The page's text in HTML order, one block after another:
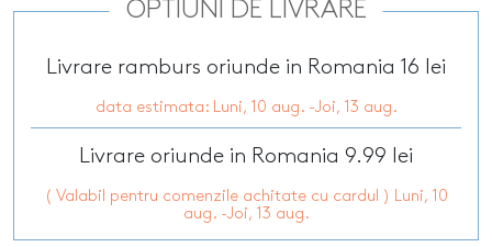
OPTIUNI DE LIVRARE
Livrare ramburs oriunde in Romania 16 lei
data estimata: Luni, 10 aug. -Joi, 13 aug.
Livrare oriunde in Romania 9.99 lei
( Valabil pentru comenzile achitate cu cardul ) Luni, 10
aug. -Joi, 13 aug.